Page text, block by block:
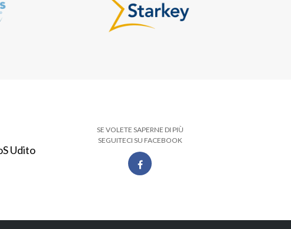
Udito
SE VOLETE SAPERNE DI PIÙ
SEGUITECI SU FACEBOOK